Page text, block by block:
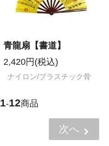
青龍扇【書道】
2,420円(税込)
ナイロン/プラスチック骨
1-12商品
次へ